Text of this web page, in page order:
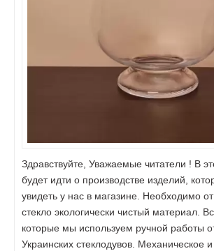
Здравствуйте, Уважаемые читатели ! В
будет идти о производстве изделий,
увидеть у нас в магазине. Необходимо
стекло экологически чистый материал.
которые мы используем ручной работы
Украинских стеклодувов. Механическое